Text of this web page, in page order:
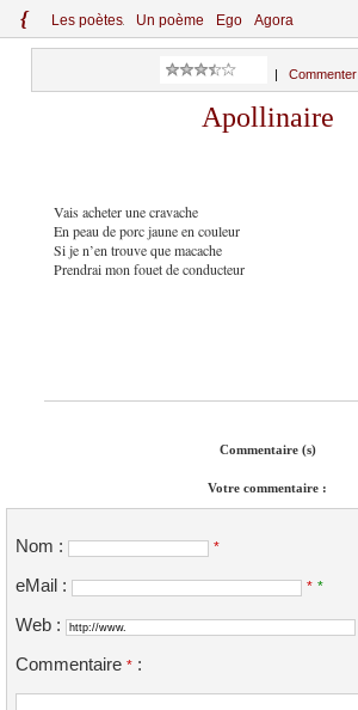
{ Les poètes Un poème Ego Agora
Commenter
Apollinaire
Vais acheter une cravache
En peau de porc jaune en couleur
Si je n’en trouve que macache
Prendrai mon fouet de conducteur
Commentaire (s)
Votre commentaire :
Nom : *
eMail : * *
Web :
Commentaire * :